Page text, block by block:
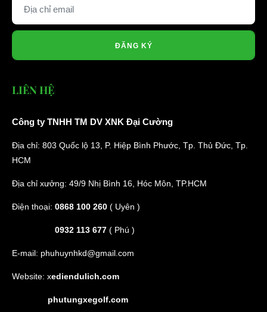
ĐĂNG KÝ
LIÊN HỆ
Công ty TNHH TM DV XNK Đại Cường
Địa chỉ: 803 Quốc lộ 13, P. Hiệp Bình Phước, Tp. Thủ Đức, Tp.
HCM
Địa chỉ xưởng: 49/9 Nhị Bình 16, Hóc Môn, TP.HCM
Điện thoại: 0868 100 260 ( Uyên )
0932 113 677 ( Phú )
E-mail: phuhuynhkd@gmail.com
Website: xediendulich.com
phutungxegolf.com